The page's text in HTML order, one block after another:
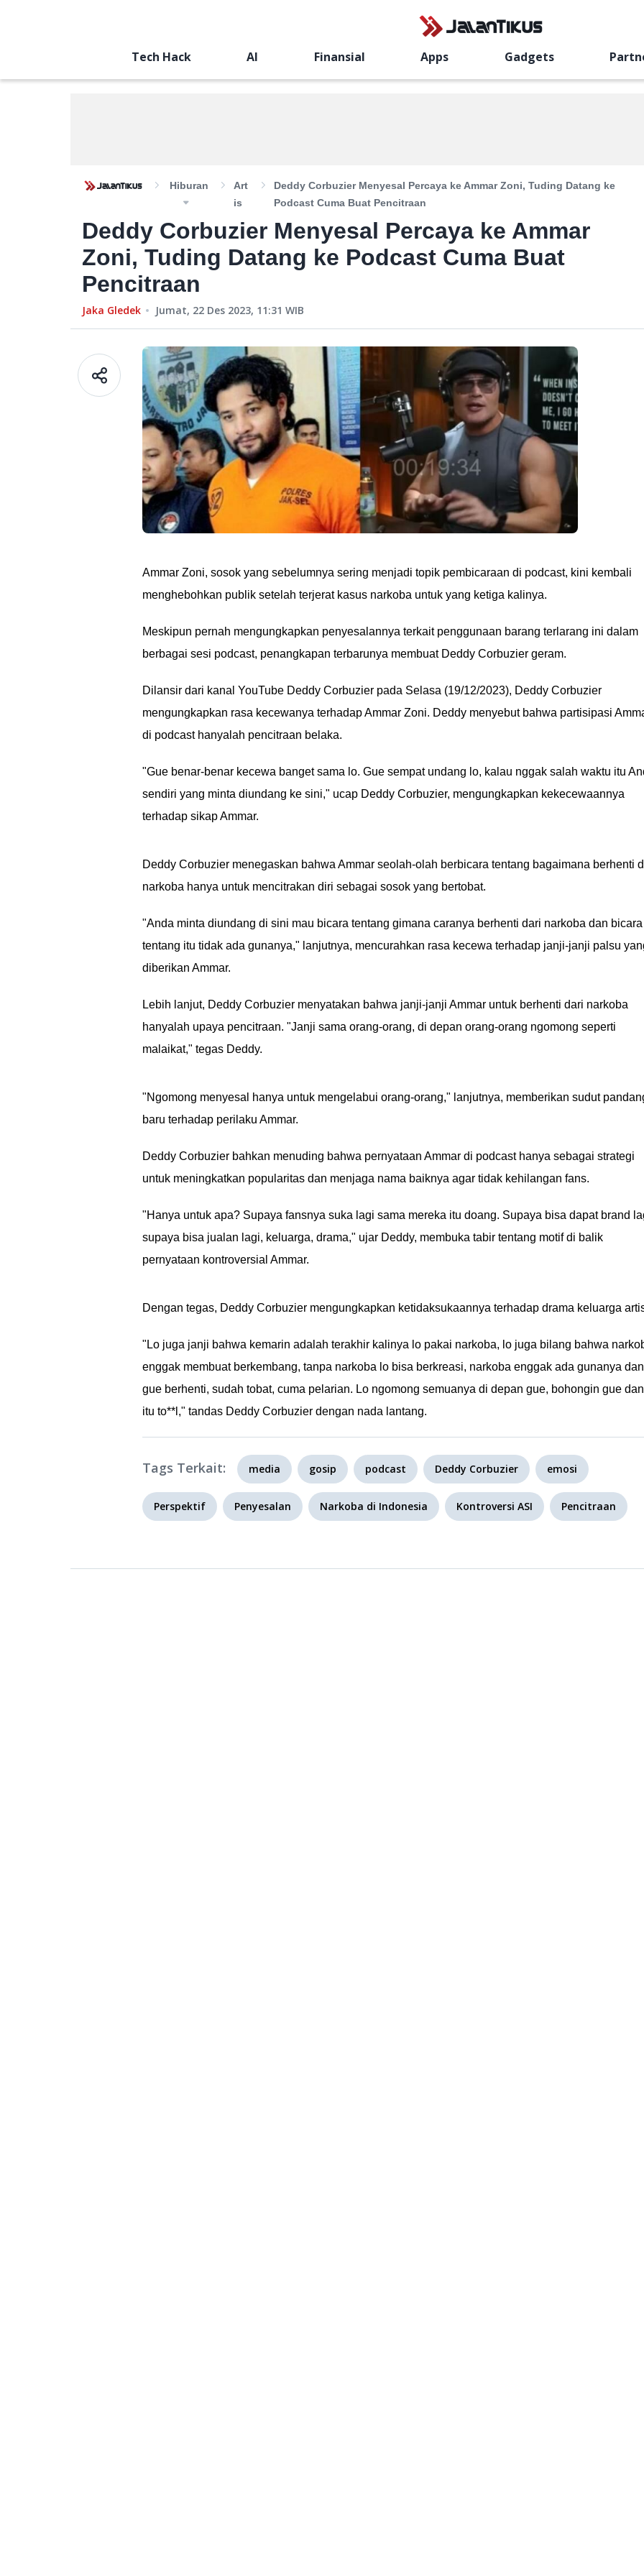
Tech Hack AI Finansial Apps Gadgets
Hiburan
Art
Is
Deddy Corbuzier Menyesal Percaya ke Ammar Zoni, Tuding Datang ke
Podcast Cuma Buat Pencitraan
Deddy Corbuzier Menyesal Percaya ke Ammar
Zoni, Tuding Datang ke Podcast Cuma Buat
Pencitraan
Jaka Gledek Jumat, 22 Des 2023, 11:31 WIB
Ammar Zoni, sosok yang sebelumnya sering menjadi topik pembicaraan di podcast, kini kembali
menghebohkan publik setelah terjerat kasus narkoba untuk yang ketiga kalinya.
Meskipun pernah mengungkapkan penyesalannya terkait penggunaan barang terlarang ini dalam
berbagai sesi podcast, penangkapan terbarunya membuat Deddy Corbuzier geram.
Dilansir dari kanal YouTube Deddy Corbuzier pada Selasa (19/12/2023), Deddy Corbuzier
mengungkapkan rasa kecewanya terhadap Ammar Zoni. Deddy menyebut bahwa partisipasi
di podcast hanyalah pencitraan belaka.
"Gue benar-benar kecewa banget sama lo. Gue sempat undang lo, kalau nggak salah waktu itu
sendiri yang minta diundang ke sini," ucap Deddy Corbuzier, mengungkapkan kekecewaannya
terhadap sikap Ammar.
Deddy Corbuzier menegaskan bahwa Ammar seolah-olah berbicara tentang bagaimana berhenti
narkoba hanya untuk mencitrakan diri sebagai sosok yang bertobat.
"Anda minta diundang di sini mau bicara tentang gimana caranya berhenti dari narkoba dan bicara
tentang itu tidak ada gunanya," lanjutnya, mencurahkan rasa kecewa terhadap janji-janji palsu
diberikan Ammar.
Lebih lanjut, Deddy Corbuzier menyatakan bahwa janji-janji Ammar untuk berhenti dari narkoba
hanyalah upaya pencitraan. "Janji sama orang-orang, di depan orang-orang ngomong seperti
malaikat," tegas Deddy.
"Ngomong menyesal hanya untuk mengelabui orang-orang," lanjutnya, memberikan sudut
baru terhadap perilaku Ammar.
Deddy Corbuzier bahkan menuding bahwa pernyataan Ammar di podcast hanya sebagai strategi
untuk meningkatkan popularitas dan menjaga nama baiknya agar tidak kehilangan fans.
"Hanya untuk apa? Supaya fansnya suka lagi sama mereka itu doang. Supaya bisa dapat brand
supaya bisa jualan lagi, keluarga, drama," ujar Deddy, membuka tabir tentang motif di balik
pernyataan kontroversial Ammar.
Dengan tegas, Deddy Corbuzier mengungkapkan ketidaksukaannya terhadap drama keluarga
"Lo juga janji bahwa kemarin adalah terakhir kalinya lo pakai narkoba, lo juga bilang bahwa
enggak membuat berkembang, tanpa narkoba lo bisa berkreasi, narkoba enggak ada gunanya dan
gue berhenti, sudah tobat, cuma pelarian. Lo ngomong semuanya di depan gue, bohongin gue dan
itu to**l," tandas Deddy Corbuzier dengan nada lantang.
Tags Terkait: media gosip podcast Deddy Corbuzier emosi
Perspektif Penyesalan Narkoba di Indonesia Kontroversi ASI Pencitraan